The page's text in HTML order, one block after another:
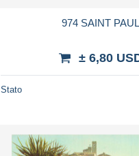
974 SAINT PAUL
± 6,80
Stato